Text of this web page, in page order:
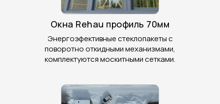
Энергоэфективные стеклопакеты с
поворотно откидными механизмами,
комплектуются москитными сетками.
Окна Rehau профиль 70мм